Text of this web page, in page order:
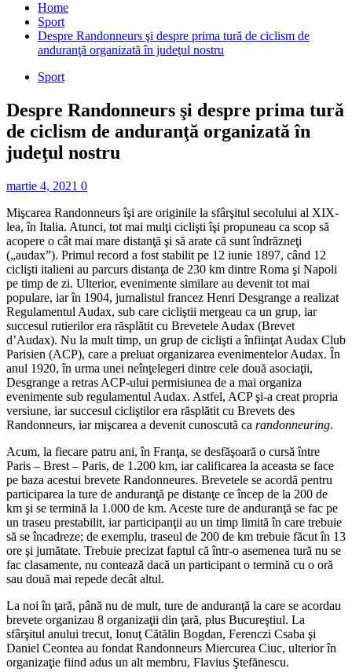
Home
Sport
Despre Randonneurs şi despre prima tură de ciclism de
anduranţă organizată în judeţul nostru
Sport
Despre Randonneurs şi despre prima tură
de ciclism de anduranţă organizată în
judeţul nostru
martie 4, 2021 0
Mişcarea Randonneurs îşi are originile la sfârşitul secolului al XIX-
lea, în Italia. Atunci, tot mai mulţi ciclişti îşi propuneau ca scop să
acopere o cât mai mare distanţă şi să arate că sunt îndrăzneţi
(„audax”). Primul record a fost stabilit pe 12 iunie 1897, când 12
ciclişti italieni au parcurs distanţa de 230 km dintre Roma şi Napoli
pe timp de zi. Ulterior, evenimente similare au devenit tot mai
populare, iar în 1904, jurnalistul francez Henri Desgrange a realizat
Regulamentul Audax, sub care cicliştii mergeau ca un grup, iar
succesul rutierilor era răsplătit cu Brevetele Audax (Brevet
d’Audax). Nu la mult timp, un grup de ciclişti a înfiinţat Audax Club
Parisien (ACP), care a preluat organizarea evenimentelor Audax. În
anul 1920, în urma unei neînţelegeri dintre cele două asociaţii,
Desgrange a retras ACP-ului permisiunea de a mai organiza
evenimente sub regulamentul Audax. Astfel, ACP şi-a creat propria
versiune, iar succesul cicliştilor era răsplătit cu Brevets des
Randonneurs, iar mişcarea a devenit cunoscută ca randonneuring.
Acum, la fiecare patru ani, în Franţa, se desfăşoară o cursă între
Paris – Brest – Paris, de 1.200 km, iar calificarea la aceasta se face
pe baza acestui brevete Randonneures. Brevetele se acordă pentru
participarea la ture de anduranţă pe distanţe ce încep de la 200 de
km şi se termină la 1.000 de km. Aceste ture de anduranţă se fac pe
un traseu prestabilit, iar participanţii au un timp limită în care trebuie
să se încadreze; de exemplu, traseul de 200 de km trebuie făcut în 13
ore şi jumătate. Trebuie precizat faptul că într-o asemenea tură nu se
fac clasamente, nu contează dacă un participant o termină cu o oră
sau două mai repede decât altul.
La noi în ţară, până nu de mult, ture de anduranţă la care se acordau
brevete organizau 8 organizaţii din ţară, plus Bucureştiul. La
sfârşitul anului trecut, Ionuţ Cătălin Bogdan, Ferenczi Csaba şi
Daniel Ceontea au fondat Randonneurs Miercurea Ciuc, ulterior în
organizaţie fiind adus un alt membru, Flavius Ştefănescu.